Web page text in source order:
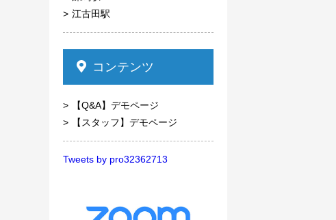
江古田駅
コンテンツ
【Q&A】デモページ
【スタッフ】デモページ
Tweets by pro32362713